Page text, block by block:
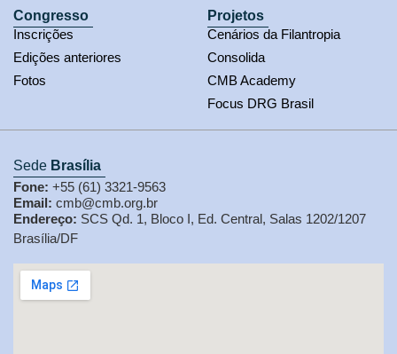
Congresso
Inscrições
Edições anteriores
Fotos
Projetos
Cenários da Filantropia
Consolida
CMB Academy
Focus DRG Brasil
Sede Brasília
Fone: +55 (61) 3321-9563
Email: cmb@cmb.org.br
Endereço: SCS Qd. 1, Bloco I, Ed. Central, Salas 1202/1207
Brasília/DF